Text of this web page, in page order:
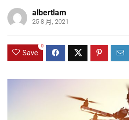
albertlam
25 8 月, 2021
Save
0